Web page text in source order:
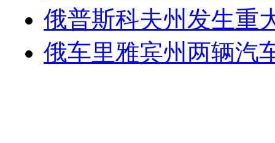
俄普斯科夫州发生重
俄车里雅宾州两辆汽